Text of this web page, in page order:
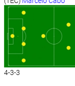
4-3-3